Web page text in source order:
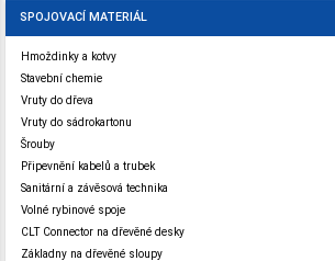
SPOJOVACÍ MATERIÁL
Hmoždinky a kotvy
Stavební chemie
Vruty do dřeva
Vruty do sádrokartonu
Šrouby
Připevnění kabelů a trubek
Sanitární a závěsová technika
Volné rybinové spoje
CLT Connector na dřevěné desky
Základny na dřevěné sloupy